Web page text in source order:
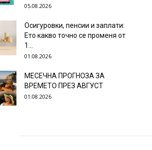
05.08.2026
Осигуровки, пенсии и заплати:
Ето какво точно се променя от
1...
01.08.2026
МЕСЕЧНА ПРОГНОЗА ЗА
ВРЕМЕТО ПРЕЗ АВГУСТ
01.08.2026